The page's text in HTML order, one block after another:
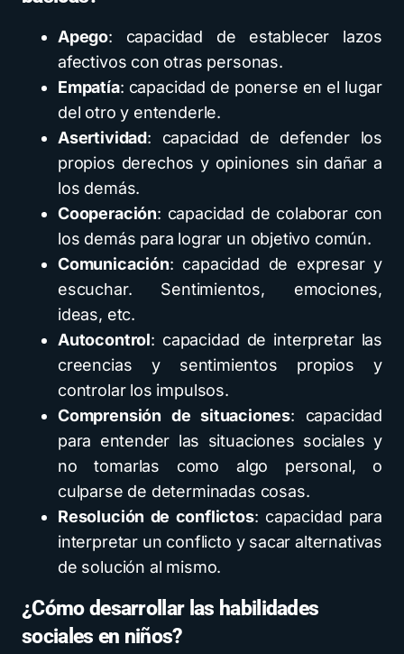
Apego: capacidad de establecer lazos
afectivos con otras personas.
Empatía: capacidad de ponerse en el lugar
del otro y entenderle.
Asertividad: capacidad de defender los
propios derechos y opiniones sin dañar a
los demás.
Cooperación: capacidad de colaborar con
los demás para lograr un objetivo común.
Comunicación: capacidad de expresar y
escuchar. Sentimientos, emociones,
ideas, etc.
Autocontrol: capacidad de interpretar las
creencias y sentimientos propios y
controlar los impulsos.
Comprensión de situaciones: capacidad
para entender las situaciones sociales y
no tomarlas como algo personal, o
culparse de determinadas cosas.
Resolución de conflictos: capacidad para
interpretar un conflicto y sacar alternativas
de solución al mismo.
¿Cómo desarrollar las habilidades
sociales en niños?